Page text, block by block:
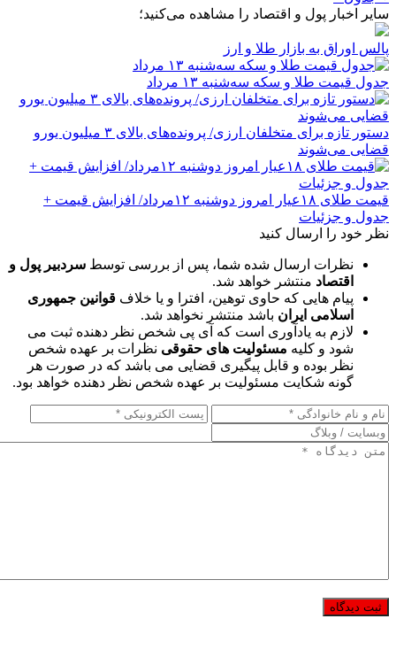
سایر اخبار پول و اقتصاد را مشاهده می‌کنید؛
پالس اوراق به بازار طلا و ارز
جدول قیمت طلا و سکه سه‌شنبه ۱۳ مرداد
دستور تازه برای متخلفان ارزی/ پرونده‌های بالای ۳ میلیون یورو
قضایی می‌شوند
قیمت طلای ۱۸عیار امروز دوشنبه ۱۲مرداد/ افزایش قیمت +
جدول و جزئیات
نظر خود را ارسال کنید
نظرات ارسال شده شما، پس از بررسی توسط سردبیر پول و
اقتصاد منتشر خواهد شد.
پیام هایی که حاوی توهین، افترا و یا خلاف قوانین جمهوری
اسلامی ایران باشد منتشر نخواهد شد.
لازم به یادآوری است که آی پی شخص نظر دهنده ثبت می
شود و کلیه مسئولیت های حقوقی نظرات بر عهده شخص
نظر بوده و قابل پیگیری قضایی می باشد که در صورت هر
گونه شکایت مسئولیت بر عهده شخص نظر دهنده خواهد بود.